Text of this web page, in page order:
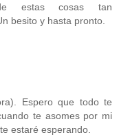
estas cosas tan
besito y hasta pronto.
Espero que todo te
te asomes por mi
estaré esperando.